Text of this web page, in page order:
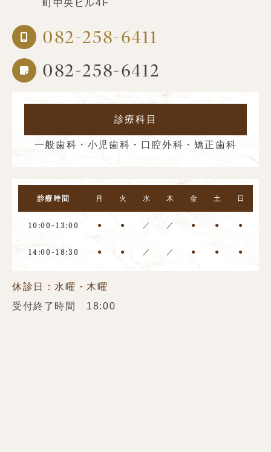
町中央ビル4F
082-258-6411
082-258-6412
診療科目
一般歯科・小児歯科・口腔外科・矯正歯科
診療時間 月 火 水 木 金 土 日
10:00-13:00 ● ● ／ ／ ● ● ●
14:00-18:30 ● ● ／ ／ ● ● ●
休診日：水曜・木曜
受付終了時間 18:00